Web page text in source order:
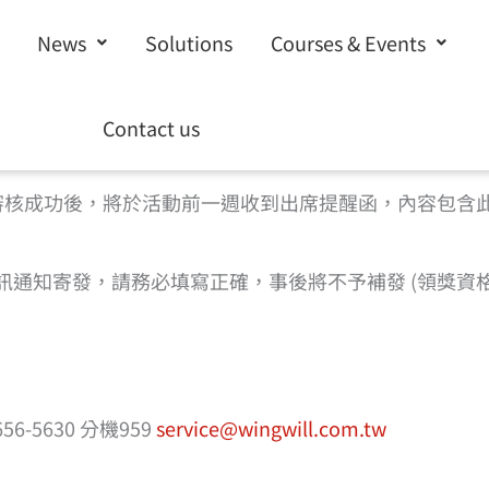
News Solutions Courses & Events
Contact us
成功後，將於活動前一週收到出席提醒函，內容包
知寄發，請務必填寫正確，事後將不予補發 (領獎
5630 分機959service@wingwill.com.tw